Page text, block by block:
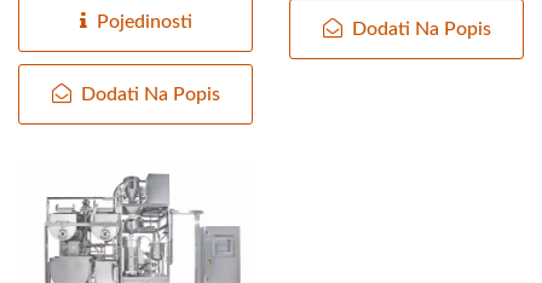
40~50kg/sat...Pojedinosti
Dodati Na Popis
Dodati Na Popis